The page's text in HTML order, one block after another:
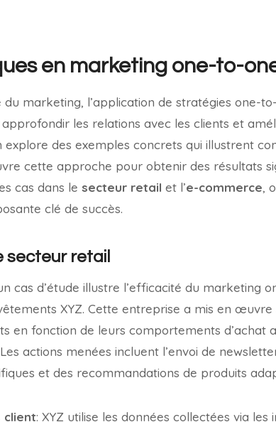
en marketing one-to-
marketing, l’application de stratégies one-
les relations avec les clients et
explore des exemples concrets qui illustrent
cette approche pour obtenir des résultats
cas dans le secteur retail et l’e-commerce,
clé de succès.
secteur retail
cas d’étude illustre l’efficacité du marketing
XYZ. Cette entreprise a mis en
en fonction de leurs comportements d’achat
actions menées incluent l’envoi de
et des recommandations de produits
client: XYZ utilise les données collectées via